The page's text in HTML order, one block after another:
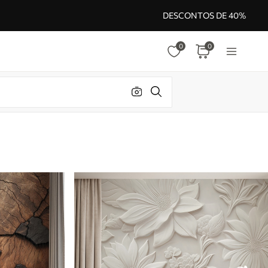
DESCONTOS DE 40%
0 0